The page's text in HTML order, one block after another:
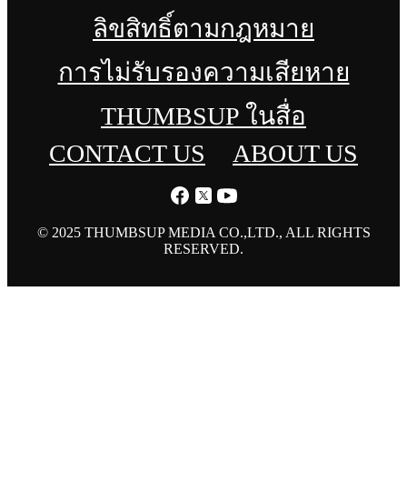
ลิขสิทธิ์ตามกฎหมาย
การไม่รับรองความเสียหาย
THUMBSUP ในสื่อ
CONTACT US
ABOUT US
© 2025 THUMBSUP MEDIA CO.,LTD., ALL RIGHTS
RESERVED.